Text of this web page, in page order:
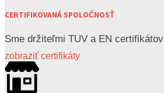
CERTIFIKOVANÁ SPOLOČNOSŤ
Sme držiteľmi TUV a EN certifikátov
zobraziť certifikáty